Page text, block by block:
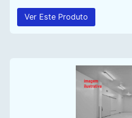
Ver Este Produto